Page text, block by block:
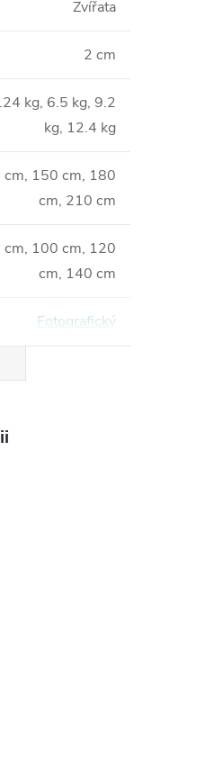
Zvířata
2 cm
kg, 6.5 kg, 9.2
kg, 12.4 kg
150 cm, 180
cm, 210 cm
100 cm, 120
cm, 140 cm
Fotografický